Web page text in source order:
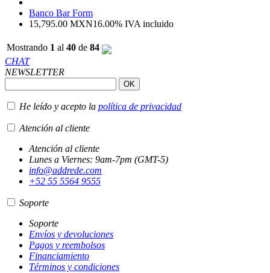
Banco Bar Form
15,795.00 MXN16.00% IVA incluido
Mostrando 1 al 40 de 84
CHAT
NEWSLETTER
He leído y acepto la política de privacidad
Atención al cliente
Atención al cliente
Lunes a Viernes: 9am-7pm (GMT-5)
info@addrede.com
+52 55 5564 9555
Soporte
Soporte
Envíos y devoluciones
Pagos y reembolsos
Financiamiento
Términos y condiciones